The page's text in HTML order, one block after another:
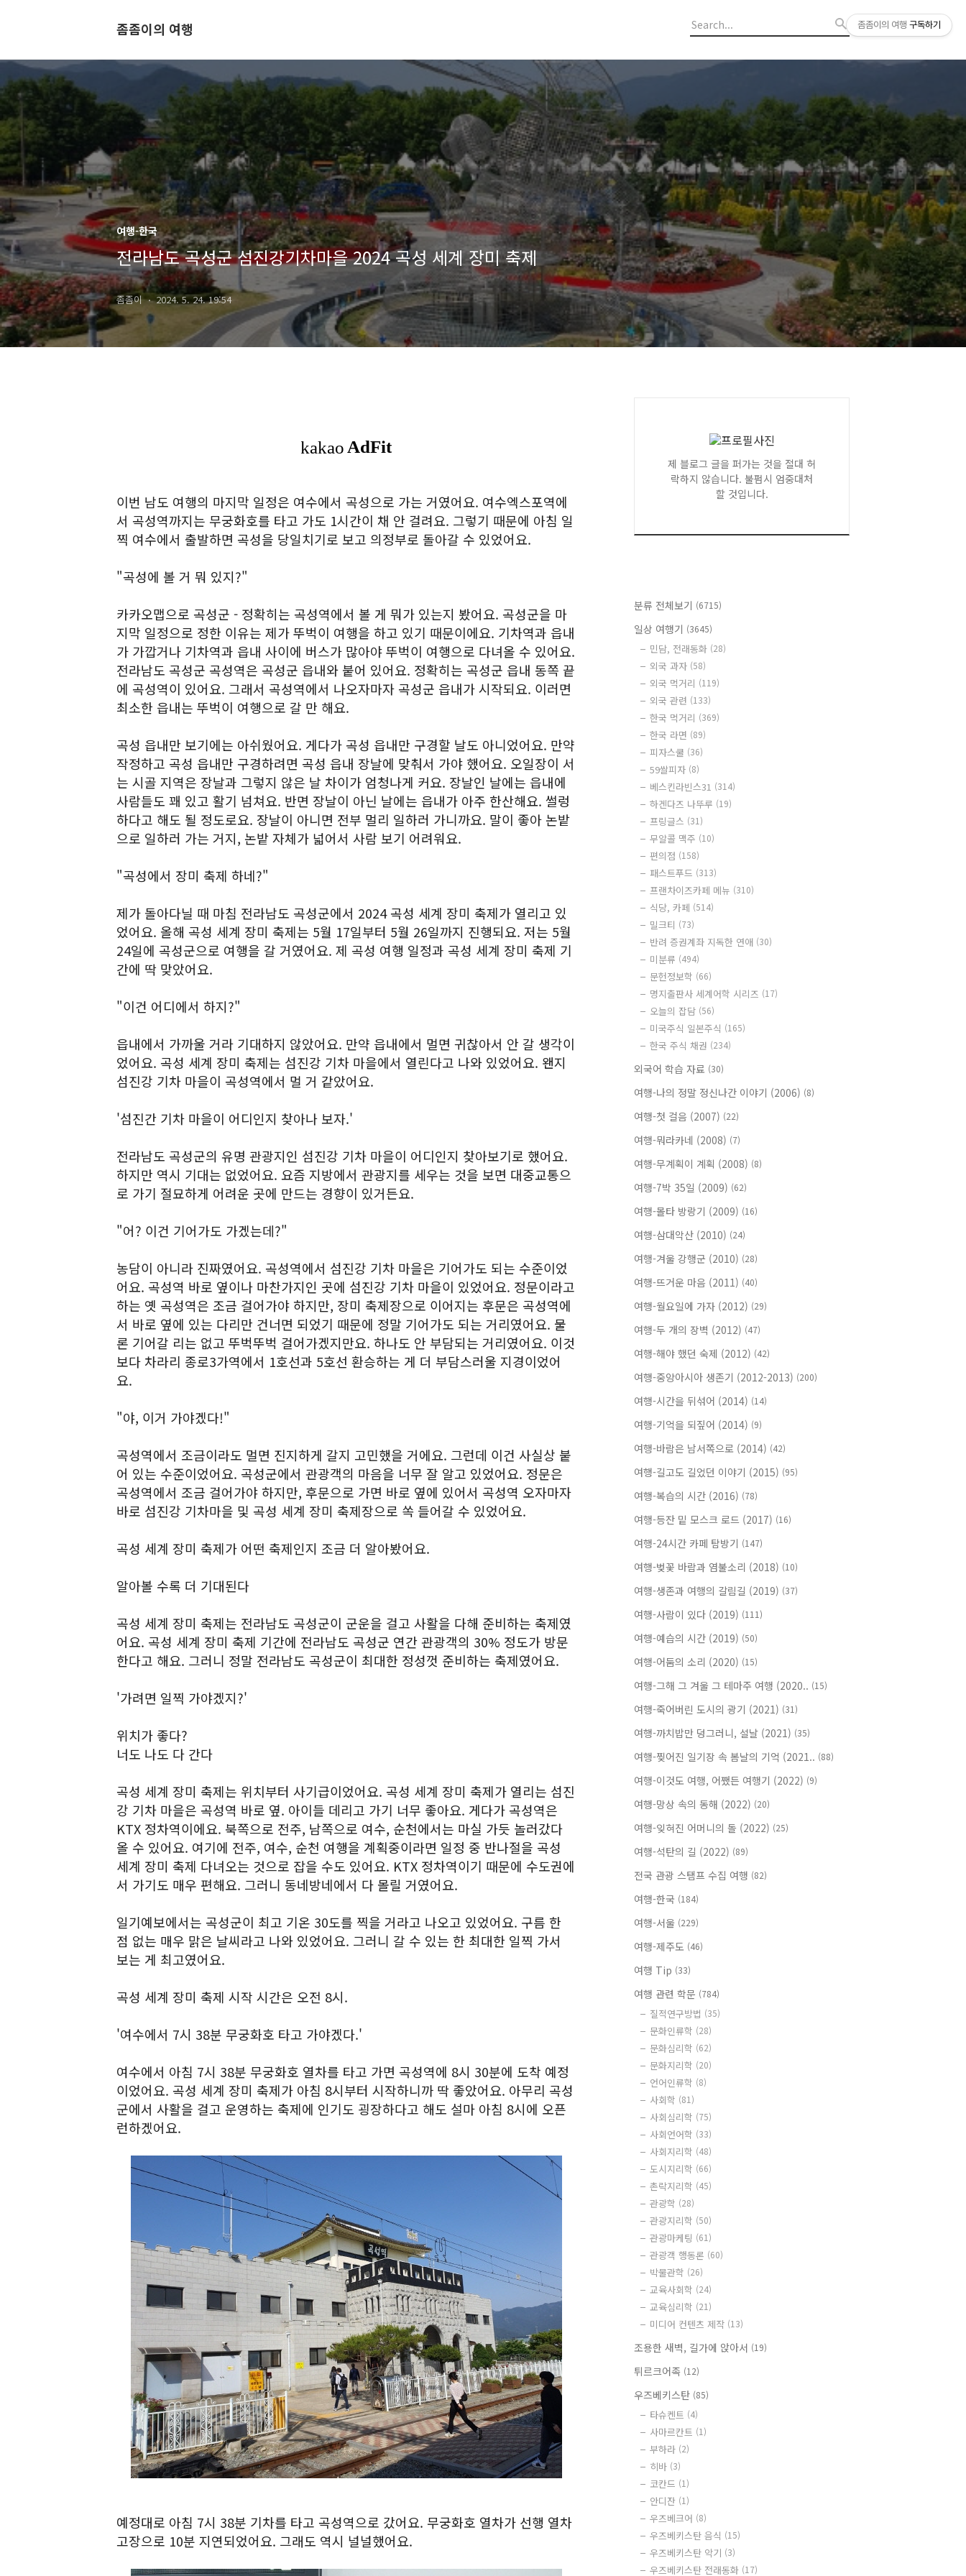
좀좀이의 여행
여행-한국
전라남도 곡성군 섬진강기차마을 2024 곡성 세계 장미 축제
좀좀이 2024. 5. 24. 19:54
이번 남도 여행의 마지막 일정은 여수에서 곡성으로 가는 거였어요. 여수엑스포역에
서 곡성역까지는 무궁화호를 타고 가도 1시간이 채 안 걸려요. 그렇기 때문에 아침 일
찍 여수에서 출발하면 곡성을 당일치기로 보고 의정부로 돌아갈 수 있었어요.
"곡성에 볼 거 뭐 있지?"
카카오맵으로 곡성군 - 정확히는 곡성역에서 볼 게 뭐가 있는지 봤어요. 곡성군을 마
지막 일정으로 정한 이유는 제가 뚜벅이 여행을 하고 있기 때문이에요. 기차역과 읍내
가 가깝거나 기차역과 읍내 사이에 버스가 많아야 뚜벅이 여행으로 다녀올 수 있어요.
전라남도 곡성군 곡성역은 곡성군 읍내와 붙어 있어요. 정확히는 곡성군 읍내 동쪽 끝
에 곡성역이 있어요. 그래서 곡성역에서 나오자마자 곡성군 읍내가 시작되요. 이러면
최소한 읍내는 뚜벅이 여행으로 갈 만 해요.
곡성 읍내만 보기에는 아쉬웠어요. 게다가 곡성 읍내만 구경할 날도 아니었어요. 만약
작정하고 곡성 읍내만 구경하려면 곡성 읍내 장날에 맞춰서 가야 했어요. 오일장이 서
는 시골 지역은 장날과 그렇지 않은 날 차이가 엄청나게 커요. 장날인 날에는 읍내에
사람들도 꽤 있고 활기 넘쳐요. 반면 장날이 아닌 날에는 읍내가 아주 한산해요. 썰렁
하다고 해도 될 정도로요. 장날이 아니면 전부 멀리 일하러 가니까요. 말이 좋아 논밭
으로 일하러 가는 거지, 논밭 자체가 넓어서 사람 보기 어려워요.
"곡성에서 장미 축제 하네?"
제가 돌아다닐 때 마침 전라남도 곡성군에서 2024 곡성 세계 장미 축제가 열리고 있
었어요. 올해 곡성 세계 장미 축제는 5월 17일부터 5월 26일까지 진행되요. 저는 5월
24일에 곡성군으로 여행을 갈 거였어요. 제 곡성 여행 일정과 곡성 세계 장미 축제 기
간에 딱 맞았어요.
"이건 어디에서 하지?"
읍내에서 가까울 거라 기대하지 않았어요. 만약 읍내에서 멀면 귀찮아서 안 갈 생각이
었어요. 곡성 세계 장미 축제는 섬진강 기차 마을에서 열린다고 나와 있었어요. 왠지
섬진강 기차 마을이 곡성역에서 멀 거 같았어요.
'섬진간 기차 마을이 어디인지 찾아나 보자.'
전라남도 곡성군의 유명 관광지인 섬진강 기차 마을이 어디인지 찾아보기로 했어요.
하지만 역시 기대는 없었어요. 요즘 지방에서 관광지를 세우는 것을 보면 대중교통으
로 가기 절묘하게 어려운 곳에 만드는 경향이 있거든요.
"어? 이건 기어가도 가겠는데?"
농담이 아니라 진짜였어요. 곡성역에서 섬진강 기차 마을은 기어가도 되는 수준이었
어요. 곡성역 바로 옆이나 마찬가지인 곳에 섬진강 기차 마을이 있었어요. 정문이라고
하는 옛 곡성역은 조금 걸어가야 하지만, 장미 축제장으로 이어지는 후문은 곡성역에
서 바로 옆에 있는 다리만 건너면 되었기 때문에 정말 기어가도 되는 거리였어요. 물
론 기어갈 리는 없고 뚜벅뚜벅 걸어가겠지만요. 하나도 안 부담되는 거리였어요. 이것
보다 차라리 종로3가역에서 1호선과 5호선 환승하는 게 더 부담스러울 지경이었어
요.
"야, 이거 가야겠다!"
곡성역에서 조금이라도 멀면 진지하게 갈지 고민했을 거에요. 그런데 이건 사실상 붙
어 있는 수준이었어요. 곡성군에서 관광객의 마음을 너무 잘 알고 있었어요. 정문은
곡성역에서 조금 걸어가야 하지만, 후문으로 가면 바로 옆에 있어서 곡성역 오자마자
바로 섬진강 기차마을 및 곡성 세계 장미 축제장으로 쏙 들어갈 수 있었어요.
곡성 세계 장미 축제가 어떤 축제인지 조금 더 알아봤어요.
알아볼 수록 더 기대된다
곡성 세계 장미 축제는 전라남도 곡성군이 군운을 걸고 사활을 다해 준비하는 축제였
어요. 곡성 세계 장미 축제 기간에 전라남도 곡성군 연간 관광객의 30% 정도가 방문
한다고 해요. 그러니 정말 전라남도 곡성군이 최대한 정성껏 준비하는 축제였어요.
'가려면 일찍 가야겠지?'
위치가 좋다?
너도 나도 다 간다
곡성 세계 장미 축제는 위치부터 사기급이었어요. 곡성 세계 장미 축제가 열리는 섬진
강 기차 마을은 곡성역 바로 옆. 아이들 데리고 가기 너무 좋아요. 게다가 곡성역은
KTX 정차역이에요. 북쪽으로 전주, 남쪽으로 여수, 순천에서는 마실 가듯 놀러갔다
올 수 있어요. 여기에 전주, 여수, 순천 여행을 계획중이라면 일정 중 반나절을 곡성
세계 장미 축제 다녀오는 것으로 잡을 수도 있어요. KTX 정차역이기 때문에 수도권에
서 가기도 매우 편해요. 그러니 동네방네에서 다 몰릴 거였어요.
일기예보에서는 곡성군이 최고 기온 30도를 찍을 거라고 나오고 있었어요. 구름 한
점 없는 매우 맑은 날씨라고 나와 있었어요. 그러니 갈 수 있는 한 최대한 일찍 가서
보는 게 최고였어요.
곡성 세계 장미 축제 시작 시간은 오전 8시.
'여수에서 7시 38분 무궁화호 타고 가야겠다.'
여수에서 아침 7시 38분 무궁화호 열차를 타고 가면 곡성역에 8시 30분에 도착 예정
이었어요. 곡성 세계 장미 축제가 아침 8시부터 시작하니까 딱 좋았어요. 아무리 곡성
군에서 사활을 걸고 운영하는 축제에 인기도 굉장하다고 해도 설마 아침 8시에 오픈
런하겠어요.
예정대로 아침 7시 38분 기차를 타고 곡성역으로 갔어요. 무궁화호 열차가 선행 열차
고장으로 10분 지연되었어요. 그래도 역시 널널했어요.
제 블로그 글을 퍼가는 것을 절대 허
락하지 않습니다. 불펌시 엄중대처
할 것입니다.
분류 전체보기 (6715)
일상 여행기 (3645)
민담, 전래동화 (28)
외국 과자 (58)
외국 먹거리 (119)
외국 관련 (133)
한국 먹거리 (369)
한국 라면 (89)
피자스쿨 (36)
59쌀피자 (8)
베스킨라빈스31 (314)
하겐다즈 나뚜루 (19)
프링글스 (31)
무알콜 맥주 (10)
편의점 (158)
패스트푸드 (313)
프랜차이즈카페 메뉴 (310)
식당, 카페 (514)
밀크티 (73)
반려 증권계좌 지독한 연애 (30)
미분류 (494)
문헌정보학 (66)
명지출판사 세계어학 시리즈 (17)
오늘의 잡담 (56)
미국주식 일본주식 (165)
한국 주식 채권 (234)
외국어 학습 자료 (30)
여행-나의 정말 정신나간 이야기 (2006) (8)
여행-첫 걸음 (2007) (22)
여행-뭐라카네 (2008) (7)
여행-무계획이 계획 (2008) (8)
여행-7박 35일 (2009) (62)
여행-몰타 방랑기 (2009) (16)
여행-삼대악산 (2010) (24)
여행-겨울 강행군 (2010) (28)
여행-뜨거운 마음 (2011) (40)
여행-월요일에 가자 (2012) (29)
여행-두 개의 장벽 (2012) (47)
여행-해야 했던 숙제 (2012) (42)
여행-중앙아시아 생존기 (2012-2013) (200)
여행-시간을 뒤섞어 (2014) (14)
여행-기억을 되짚어 (2014) (9)
여행-바람은 남서쪽으로 (2014) (42)
여행-길고도 길었던 이야기 (2015) (95)
여행-복습의 시간 (2016) (78)
여행-등잔 밑 모스크 로드 (2017) (16)
여행-24시간 카페 탐방기 (147)
여행-벚꽃 바람과 염불소리 (2018) (10)
여행-생존과 여행의 갈림길 (2019) (37)
여행-사람이 있다 (2019) (111)
여행-예습의 시간 (2019) (50)
여행-어둠의 소리 (2020) (15)
여행-그해 그 겨울 그 테마주 여행 (2020.. (15)
여행-죽어버린 도시의 광기 (2021) (31)
여행-까치밥만 덩그러니, 설날 (2021) (35)
여행-찢어진 일기장 속 봄날의 기억 (2021.. (88)
여행-이것도 여행, 어쨌든 여행기 (2022) (9)
여행-망상 속의 동해 (2022) (20)
여행-잊혀진 어머니의 돌 (2022) (25)
여행-석탄의 길 (2022) (89)
전국 관광 스탬프 수집 여행 (82)
여행-한국 (184)
여행-서울 (229)
여행-제주도 (46)
여행 Tip (33)
여행 관련 학문 (784)
질적연구방법 (35)
문화인류학 (28)
문화심리학 (62)
문화지리학 (20)
언어인류학 (8)
사회학 (81)
사회심리학 (75)
사회언어학 (33)
사회지리학 (48)
도시지리학 (66)
촌락지리학 (45)
관광학 (28)
관광지리학 (50)
관광마케팅 (61)
관광객 행동론 (60)
박물관학 (26)
교육사회학 (24)
교육심리학 (21)
미디어 컨텐츠 제작 (13)
조용한 새벽, 길가에 앉아서 (19)
튀르크어족 (12)
우즈베키스탄 (85)
타슈켄트 (4)
사마르칸트 (1)
부하라 (2)
히바 (3)
코칸드 (1)
안디잔 (1)
우즈베크어 (8)
우즈베키스탄 음식 (15)
우즈베키스탄 악기 (3)
우즈베키스탄 전래동화 (17)
좀좀이의 여행 구독하기